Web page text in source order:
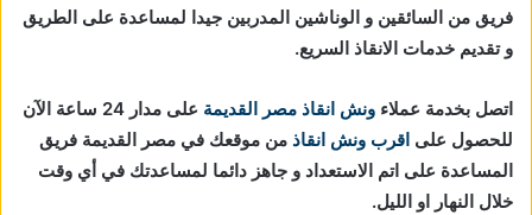
فريق من السائقين و الوناشين المدربين جيدا لمساعدة على الطريق
و تقديم خدمات الانقاذ السريع.
اتصل بخدمة عملاء ونش انقاذ مصر القديمة
على مدار 24 ساعة الآن
للحصول على اقرب ونش انقاذ من موقعك في مصر القديمة فريق
المساعدة على اتم الاستعداد و جاهز دائما لمساعدتك في أي وقت
خلال النهار او الليل.